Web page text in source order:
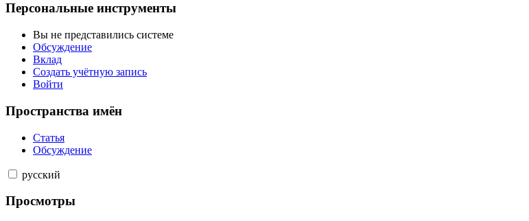
Персональные инструменты
Вы не представились системе
Обсуждение
Вклад
Создать учётную запись
Войти
Пространства имён
Статья
Обсуждение
русский
Просмотры